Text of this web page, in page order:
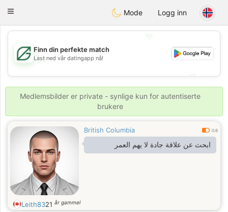
GulfDating
Toggle
Mode Logg inn
💖
💕
Finn din perfekte match
Last ned vår datingapp nå!
Medlemsbilder er private - synlige kun for autentiserte
brukere
British Columbia 0.6
ابحث عن علاقة جادة لا يهم العمر
Leith8321 år gammel